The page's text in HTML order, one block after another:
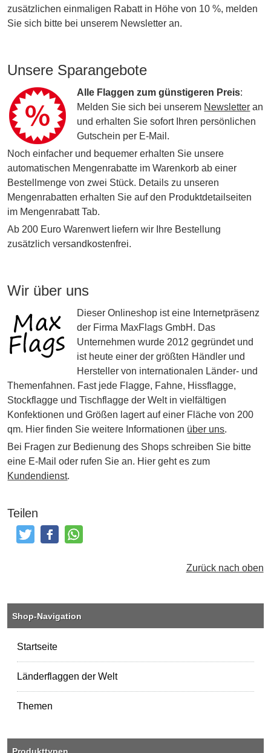
zusätzlichen einmaligen Rabatt in Höhe von 10 %, melden
Sie sich bitte bei unserem Newsletter an.
Unsere Sparangebote
Alle Flaggen zum günstigeren Preis:
Melden Sie sich bei unserem Newsletter an
und erhalten Sie sofort Ihren persönlichen
Gutschein per E-Mail.
Noch einfacher und bequemer erhalten Sie unsere
automatischen Mengenrabatte im Warenkorb ab einer
Bestellmenge von zwei Stück. Details zu unseren
Mengenrabatten erhalten Sie auf den Produktdetailseiten
im Mengenrabatt Tab.
Ab 200 Euro Warenwert liefern wir Ihre Bestellung
zusätzlich versandkostenfrei.
Wir über uns
Dieser Onlineshop ist eine Internetpräsenz
der Firma MaxFlags GmbH. Das
Unternehmen wurde 2012 gegründet und
ist heute einer der größten Händler und
Hersteller von internationalen Länder- und
Themenfahnen. Fast jede Flagge, Fahne, Hissflagge,
Stockflagge und Tischflagge der Welt in vielfältigen
Konfektionen und Größen lagert auf einer Fläche von 200
qm. Hier finden Sie weitere Informationen über uns.
Bei Fragen zur Bedienung des Shops schreiben Sie bitte
eine E-Mail oder rufen Sie an. Hier geht es zum
Kundendienst.
Teilen
TweetenPostenTeilen
Zurück nach oben
Shop-Navigation
Startseite
Länderflaggen der Welt
Themen